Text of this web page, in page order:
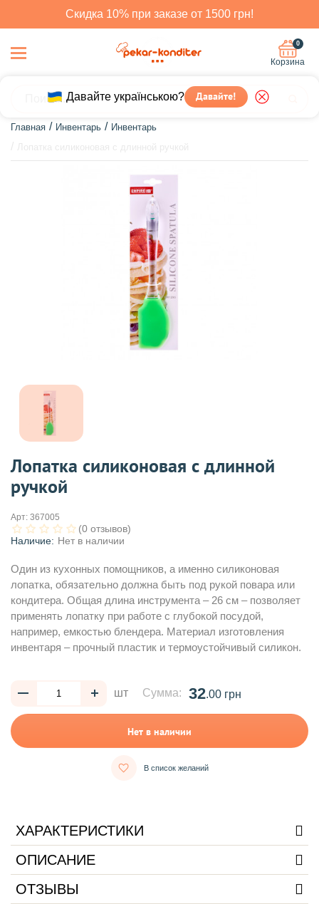
Скидка 10% при заказе от 1500 грн!
Давайте українською? Давайте!
0
Корзина
Главная Инвентарь
Инвентарь
Лопатка силиконовая с длинной
ручкой
Арт: 367005
(0 отзывов)
Наличие: Нет в наличии
Один из кухонных помощников, а именно силиконовая
лопатка, обязательно должна быть под рукой повара или
кондитера. Общая длина инструмента – 26 см – позволяет
применять лопатку при работе с глубокой посудой,
например, емкостью блендера. Материал изготовления
инвентаря – прочный пластик и термоустойчивый силикон.
шт Сумма: 32.00 грн
Нет в наличии
В список желаний
ХАРАКТЕРИСТИКИ
ОПИСАНИЕ
ОТЗЫВЫ